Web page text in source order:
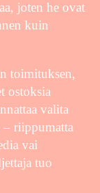
joten he ovat
kuin
toimituksen,
ostoksia
valita
riippumatta
vai
tuo